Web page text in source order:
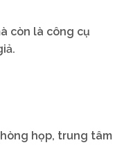
còn là công cụ
họp, trung tâm